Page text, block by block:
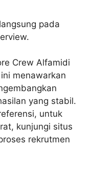
pada
Crew Alfamidi
menawarkan
yang stabil.
untuk
kunjungi situs
rekrutmen